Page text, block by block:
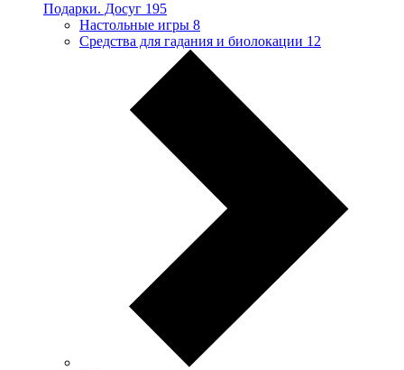
Подарки. Досуг 195
Настольные игры 8
Средства для гадания и биолокации 12